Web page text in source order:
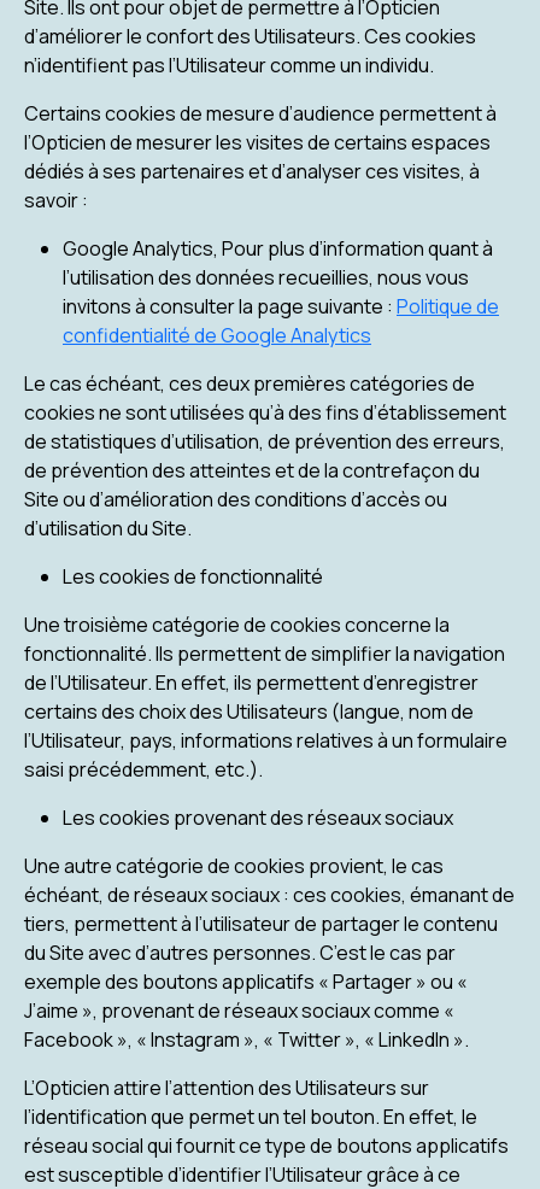
Site. Ils ont pour objet de permettre à l’Opticien
d’améliorer le confort des Utilisateurs. Ces cookies
n’identifient pas l’Utilisateur comme un individu.
Certains cookies de mesure d’audience permettent à
l’Opticien de mesurer les visites de certains espaces
dédiés à ses partenaires et d’analyser ces visites, à
savoir :
Google Analytics, Pour plus d’information quant à
l’utilisation des données recueillies, nous vous
invitons à consulter la page suivante : Politique de
confidentialité de Google Analytics
Le cas échéant, ces deux premières catégories de
cookies ne sont utilisées qu’à des fins d’établissement
de statistiques d’utilisation, de prévention des erreurs,
de prévention des atteintes et de la contrefaçon du
Site ou d’amélioration des conditions d’accès ou
d’utilisation du Site.
Les cookies de fonctionnalité
Une troisième catégorie de cookies concerne la
fonctionnalité. Ils permettent de simplifier la navigation
de l’Utilisateur. En effet, ils permettent d’enregistrer
certains des choix des Utilisateurs (langue, nom de
l’Utilisateur, pays, informations relatives à un formulaire
saisi précédemment, etc.).
Les cookies provenant des réseaux sociaux
Une autre catégorie de cookies provient, le cas
échéant, de réseaux sociaux : ces cookies, émanant de
tiers, permettent à l’utilisateur de partager le contenu
du Site avec d’autres personnes. C’est le cas par
exemple des boutons applicatifs « Partager » ou «
J’aime », provenant de réseaux sociaux comme «
Facebook », « Instagram », « Twitter », « LinkedIn ».
L’Opticien attire l’attention des Utilisateurs sur
l’identification que permet un tel bouton. En effet, le
réseau social qui fournit ce type de boutons applicatifs
est susceptible d’identifier l’Utilisateur grâce à ce